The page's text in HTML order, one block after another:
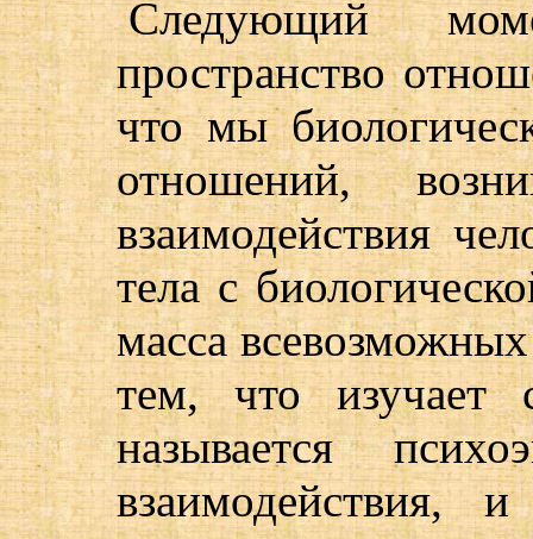
Следующий
пространство
что мы
отношений,
взаимодействия
тела с
масса
тем, что изучает
называется